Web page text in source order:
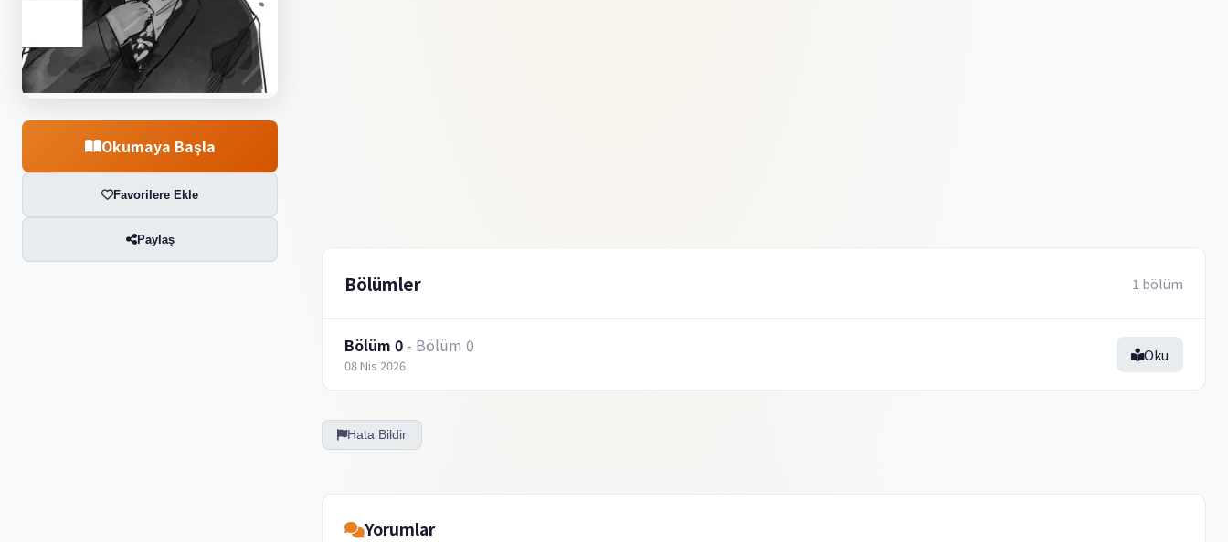
Okumaya Başla
Favorilere Ekle
Paylaş
Bölümler 1 bölüm
Bölüm 0 - Bölüm 0
08 Nis 2026
Oku
Hata Bildir
Yorumlar